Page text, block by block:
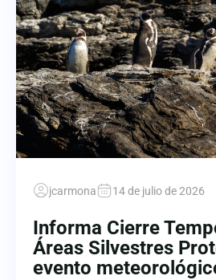
jcarmona 14 de julio de 2026
Informa Cierre
Áreas Silvestres
evento